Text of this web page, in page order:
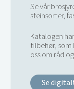
Se vår
steinsorter,
Katalogen
tilbehør,
oss om råd
Se